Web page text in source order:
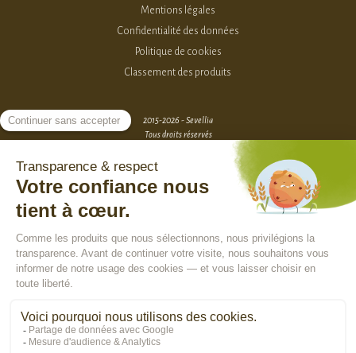
Mentions légales
Confidentialité des données
Politique de cookies
Classement des produits
2015-2026 - Sevellia
Tous droits réservés
ACCÈS VENDEURS
CONTACTEZ-NOUS
SE CONNECTER
Rejoindre la communauté :